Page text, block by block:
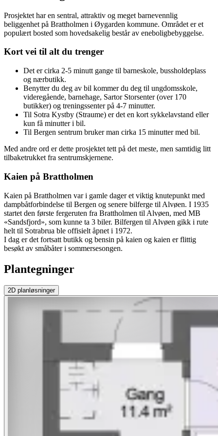
Prosjektet har en sentral, attraktiv og meget barnevennlig
beliggenhet på Brattholmen i Øygarden kommune. Området er et
populært bosted som hovedsakelig består av eneboligbebyggelse.
Kort vei til alt du trenger
Det er cirka 2-5 minutt gange til barneskole, bussholdeplass
og nærbutikk.
Benytter du deg av bil kommer du deg til ungdomsskole,
videregående, barnehage, Sartor Storsenter (over 170
butikker) og treningssenter på 4-7 minutter.
Til Sotra Kystby (Straume) er det en kort sykkelavstand eller
kun få minutter i bil.
Til Bergen sentrum bruker man cirka 15 minutter med bil.
Med andre ord er dette prosjektet tett på det meste, men samtidig litt
tilbaketrukket fra sentrumskjernene.
Kaien på Brattholmen
Kaien på Brattholmen var i gamle dager et viktig knutepunkt med
dampbåtforbindelse til Bergen og senere bilferge til Alvøen. I 1935
startet den første fergeruten fra Brattholmen til Alvøen, med MB
«Sandsfjord», som kunne ta 3 biler. Bilfergen til Alvøen gikk i rute
helt til Sotrabrua ble offisielt åpnet i 1972.
I dag er det fortsatt butikk og bensin på kaien og kaien er flittig
besøkt av småbåter i sommersesongen.
Plantegninger
2D planløsninger